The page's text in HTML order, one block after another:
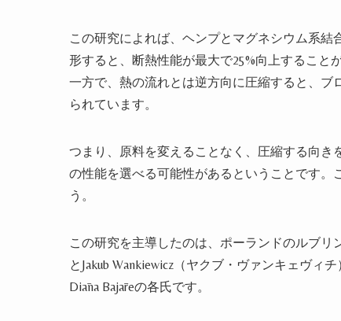
この研究によれば、ヘンプとマグネシウム系
形すると、断熱性能が最大で25%向上すること
一方で、熱の流れとは逆方向に圧縮すると、
られています。
つまり、原料を変えることなく、圧縮する向き
の性能を選べる可能性があるということです。
う。
この研究を主導したのは、ポーランドのルブリ
とJakub Wankiewicz（ヤクブ・ヴァンキェヴィ
Diāna Bajāreの各氏です。